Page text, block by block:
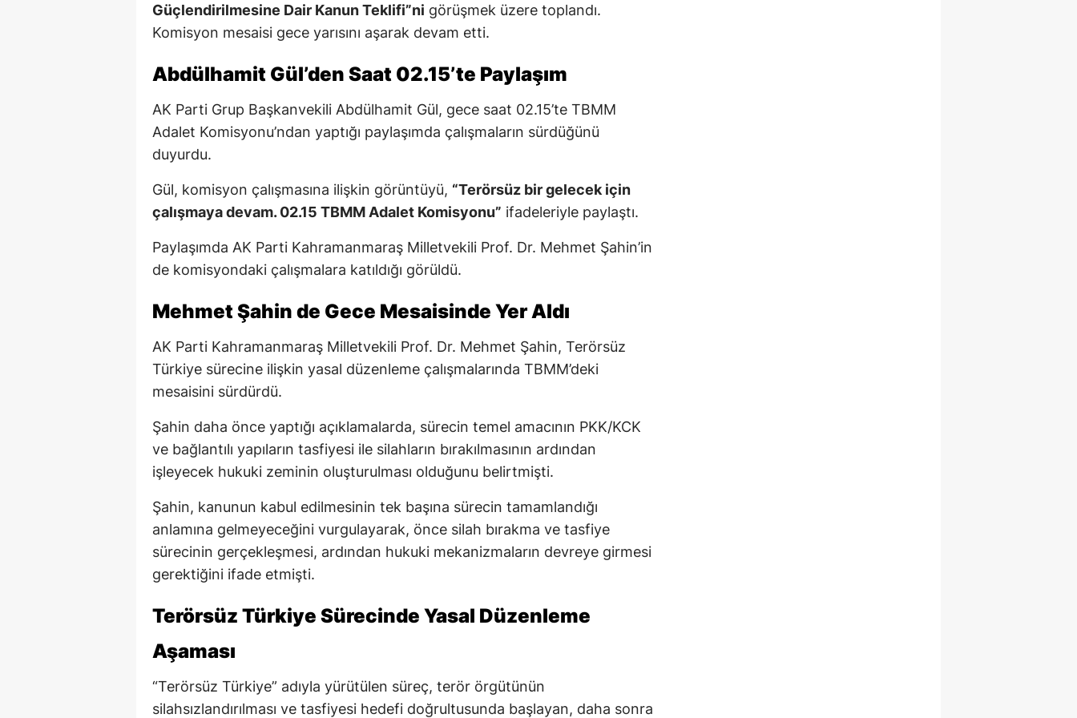
Güçlendirilmesine Dair Kanun Teklifi”ni görüşmek üzere toplandı.
Komisyon mesaisi gece yarısını aşarak devam etti.
Abdülhamit Gül’den Saat 02.15’te Paylaşım
AK Parti Grup Başkanvekili Abdülhamit Gül, gece saat 02.15’te TBMM
Adalet Komisyonu’ndan yaptığı paylaşımda çalışmaların sürdüğünü
duyurdu.
Gül, komisyon çalışmasına ilişkin görüntüyü, “Terörsüz bir gelecek için
çalışmaya devam. 02.15 TBMM Adalet Komisyonu” ifadeleriyle paylaştı.
Paylaşımda AK Parti Kahramanmaraş Milletvekili Prof. Dr. Mehmet Şahin’in
de komisyondaki çalışmalara katıldığı görüldü.
Mehmet Şahin de Gece Mesaisinde Yer Aldı
AK Parti Kahramanmaraş Milletvekili Prof. Dr. Mehmet Şahin, Terörsüz
Türkiye sürecine ilişkin yasal düzenleme çalışmalarında TBMM’deki
mesaisini sürdürdü.
Şahin daha önce yaptığı açıklamalarda, sürecin temel amacının PKK/KCK
ve bağlantılı yapıların tasfiyesi ile silahların bırakılmasının ardından
işleyecek hukuki zeminin oluşturulması olduğunu belirtmişti.
Şahin, kanunun kabul edilmesinin tek başına sürecin tamamlandığı
anlamına gelmeyeceğini vurgulayarak, önce silah bırakma ve tasfiye
sürecinin gerçekleşmesi, ardından hukuki mekanizmaların devreye girmesi
gerektiğini ifade etmişti.
Terörsüz Türkiye Sürecinde Yasal Düzenleme
Aşaması
“Terörsüz Türkiye” adıyla yürütülen süreç, terör örgütünün
silahsızlandırılması ve tasfiyesi hedefi doğrultusunda başlayan, daha sonra